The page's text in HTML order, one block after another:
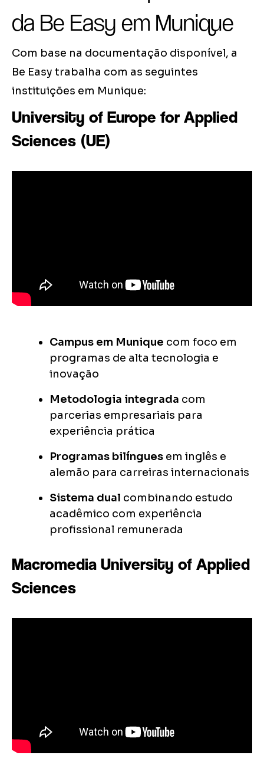
da Be Easy em Munique
Com base na documentação disponível, a
Be Easy trabalha com as seguintes
instituições em Munique:
University of Europe for Applied
Sciences (UE)
Campus em Munique com foco em
programas de alta tecnologia e
inovação
Metodologia integrada com
parcerias empresariais para
experiência prática
Programas bilíngues em inglês e
alemão para carreiras internacionais
Sistema dual combinando estudo
acadêmico com experiência
profissional remunerada
Macromedia University of Applied
Sciences